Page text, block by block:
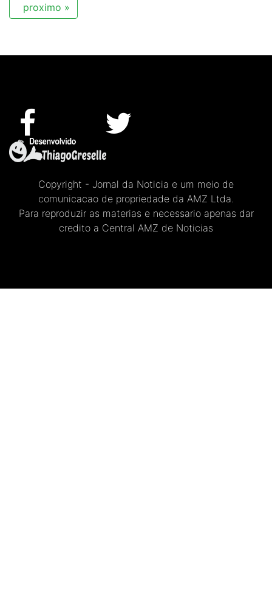
proximo »
Copyright - Jornal da Noticia e um meio de
comunicacao de propriedade da AMZ Ltda.
Para reproduzir as materias e necessario apenas dar
credito a Central AMZ de Noticias